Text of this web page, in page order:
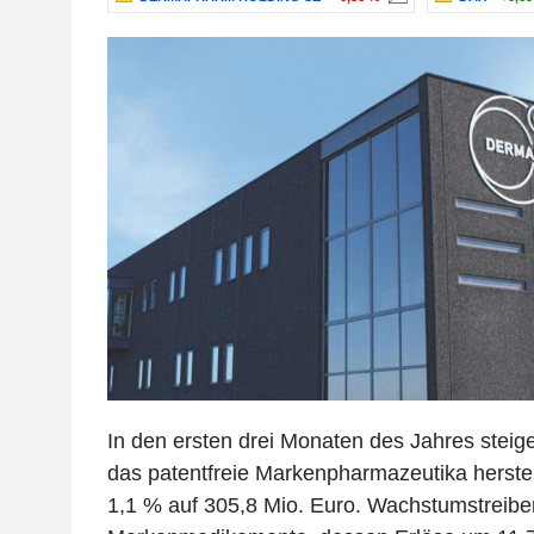
In den ersten drei Monaten des Jahres
das patentfreie Markenpharmazeutika
1,1 % auf 305,8 Mio. Euro.